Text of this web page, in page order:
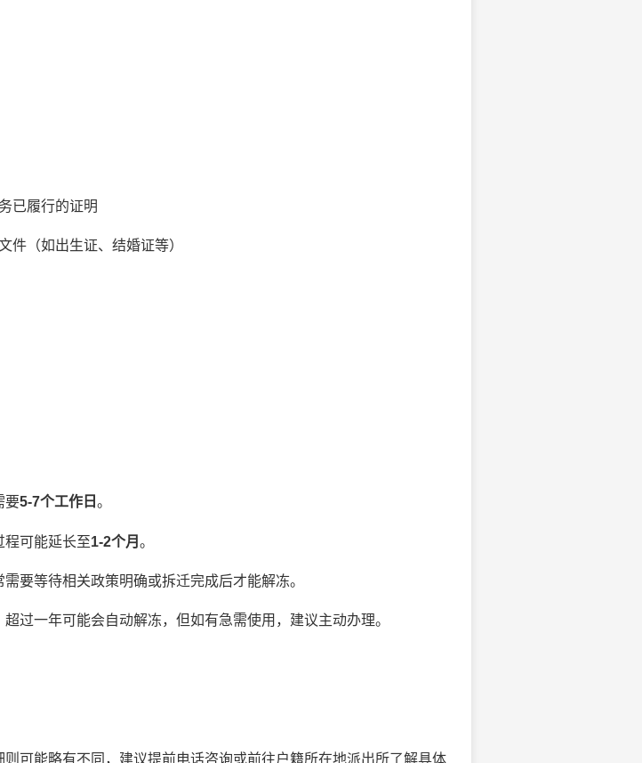
已履行的证明
件（如出生证、结婚证等）
要5-7个工作日 。
程可能延长至1-2个月 。
要等待相关政策明确或拆迁完成后才能解冻。
过一年可能会自动解冻，但如有急需使用，建议主动办理。
可能略有不同，建议提前电话咨询或前往户籍所在地派出所了解具体